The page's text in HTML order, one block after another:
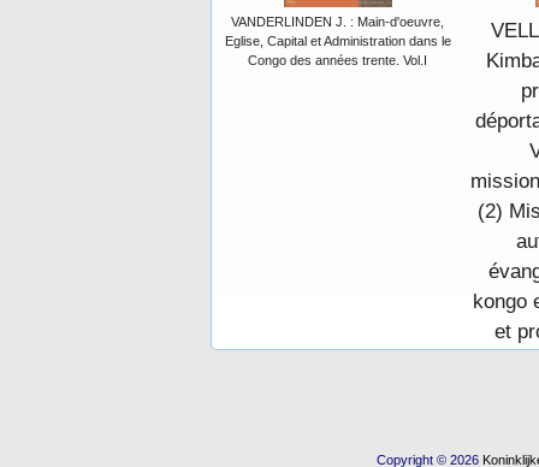
VANDERLINDEN J. : Main-d'oeuvre,
Eglise, Capital et Administration dans le
Congo des années trente. Vol.I
(2)
kongo
et
Copyright © 2026